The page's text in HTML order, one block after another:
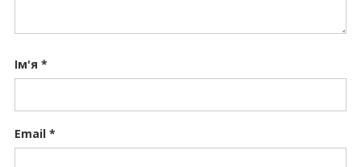
Ім'я *
Email *